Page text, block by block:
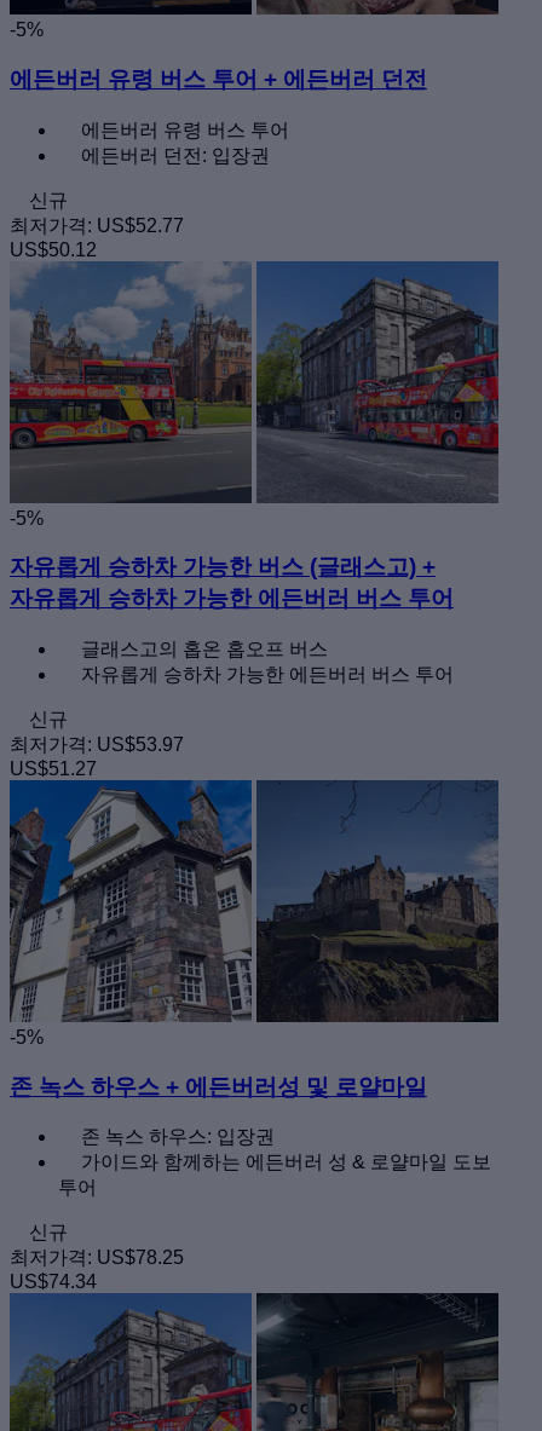
-5%
에든버러 유령 버스 투어 + 에든버러 던전
에든버러 유령 버스 투어
에든버러 던전: 입장권
신규
최저가격: US$52.77
US$50.12
-5%
자유롭게 승하차 가능한 버스 (글래스고) +
자유롭게 승하차 가능한 에든버러 버스 투어
글래스고의 홉온 홉오프 버스
자유롭게 승하차 가능한 에든버러 버스 투어
신규
최저가격: US$53.97
US$51.27
-5%
존 녹스 하우스 + 에든버러성 및 로얄마일
존 녹스 하우스: 입장권
가이드와 함께하는 에든버러 성 & 로얄마일 도보
투어
신규
최저가격: US$78.25
US$74.34